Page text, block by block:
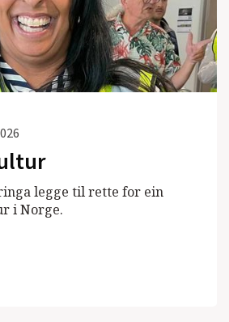
legge til rette for ein
i Norge.